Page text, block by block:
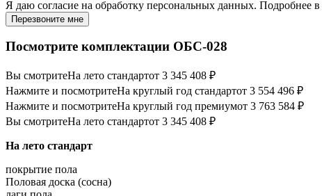
Я даю согласие на обработку персональных данных. Подробнее в
Перезвоните мне
Посмотрите комплектации ОБС-028
Вы смотритеНа лето стандартот 3 345 408 ₽
Нажмите и посмотритеНа круглый год стандартот 3 554 496 ₽
Нажмите и посмотритеНа круглый год премиумот 3 763 584 ₽
Вы смотритеНа лето стандартот 3 345 408 ₽
На лето стандарт
покрытие пола
Половая доска (сосна)